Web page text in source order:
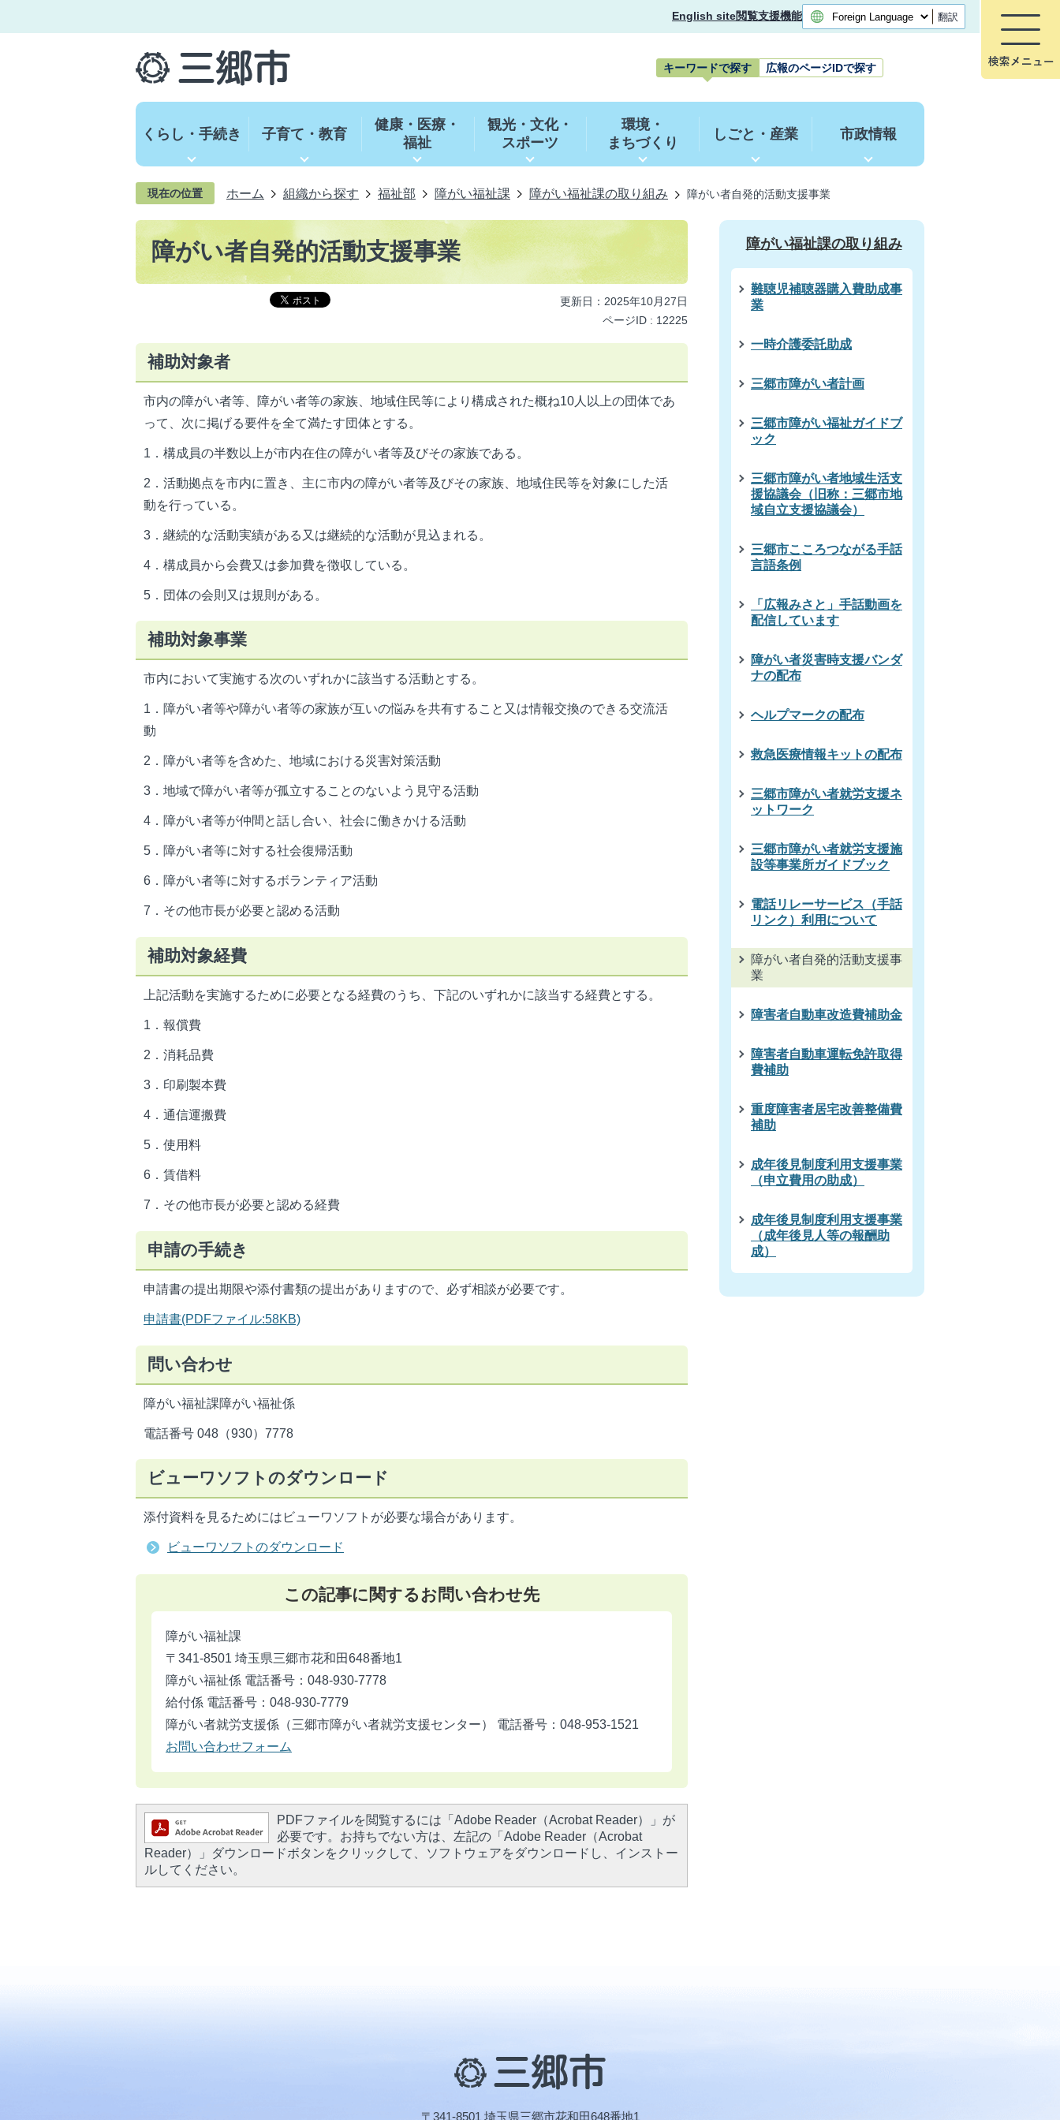
English site閲覧支援機能 翻訳
キーワードで探す 広報のページIDで探す
ワ
ー
索
くらし・手続き 子育て・教育
健康・医療・
福祉
観光・文化・
スポーツ
環境・
まちづくり
しごと・産業 市政情報
現在の位置 ホーム 組織から探す 福祉部 障がい福祉課 障がい福祉課の取り組み 障がい者自発的活動支援事業
障がい者自発的活動支援事業
更新日：2025年10月27日
ページID : 12225
補助対象者
市内の障がい者等、障がい者等の家族、地域住民等により構成された概ね10人以上の団体であ
って、次に掲げる要件を全て満たす団体とする。
1．構成員の半数以上が市内在住の障がい者等及びその家族である。
2．活動拠点を市内に置き、主に市内の障がい者等及びその家族、地域住民等を対象にした活
動を行っている。
3．継続的な活動実績がある又は継続的な活動が見込まれる。
4．構成員から会費又は参加費を徴収している。
5．団体の会則又は規則がある。
補助対象事業
市内において実施する次のいずれかに該当する活動とする。
1．障がい者等や障がい者等の家族が互いの悩みを共有すること又は情報交換のできる交流活
動
2．障がい者等を含めた、地域における災害対策活動
3．地域で障がい者等が孤立することのないよう見守る活動
4．障がい者等が仲間と話し合い、社会に働きかける活動
5．障がい者等に対する社会復帰活動
6．障がい者等に対するボランティア活動
7．その他市長が必要と認める活動
補助対象経費
上記活動を実施するために必要となる経費のうち、下記のいずれかに該当する経費とする。
1．報償費
2．消耗品費
3．印刷製本費
4．通信運搬費
5．使用料
6．賃借料
7．その他市長が必要と認める経費
申請の手続き
申請書の提出期限や添付書類の提出がありますので、必ず相談が必要です。
申請書(PDFファイル:58KB)
問い合わせ
障がい福祉課障がい福祉係
電話番号 048（930）7778
ビューワソフトのダウンロード
添付資料を見るためにはビューワソフトが必要な場合があります。
ビューワソフトのダウンロード
この記事に関するお問い合わせ先
障がい福祉課
〒341-8501 埼玉県三郷市花和田648番地1
障がい福祉係 電話番号：048-930-7778
給付係 電話番号：048-930-7779
障がい者就労支援係（三郷市障がい者就労支援センター） 電話番号：048-953-1521
お問い合わせフォーム
PDFファイルを閲覧するには「Adobe Reader（Acrobat Reader）」が
必要です。お持ちでない方は、左記の「Adobe Reader（Acrobat
Reader）」ダウンロードボタンをクリックして、ソフトウェアをダウンロードし、インストー
ルしてください。
障がい福祉課の取り組み
難聴児補聴器購入費助成事
業
一時介護委託助成
三郷市障がい者計画
三郷市障がい福祉ガイドブ
ック
三郷市障がい者地域生活支
援協議会（旧称：三郷市地
域自立支援協議会）
三郷市こころつながる手話
言語条例
「広報みさと」手話動画を
配信しています
障がい者災害時支援バンダ
ナの配布
ヘルプマークの配布
救急医療情報キットの配布
三郷市障がい者就労支援ネ
ットワーク
三郷市障がい者就労支援施
設等事業所ガイドブック
電話リレーサービス（手話
リンク）利用について
障がい者自発的活動支援事
業
障害者自動車改造費補助金
障害者自動車運転免許取得
費補助
重度障害者居宅改善整備費
補助
成年後見制度利用支援事業
（申立費用の助成）
成年後見制度利用支援事業
（成年後見人等の報酬助
成）
三
郷
〒341-8501 埼玉県三郷市花和田648番地1